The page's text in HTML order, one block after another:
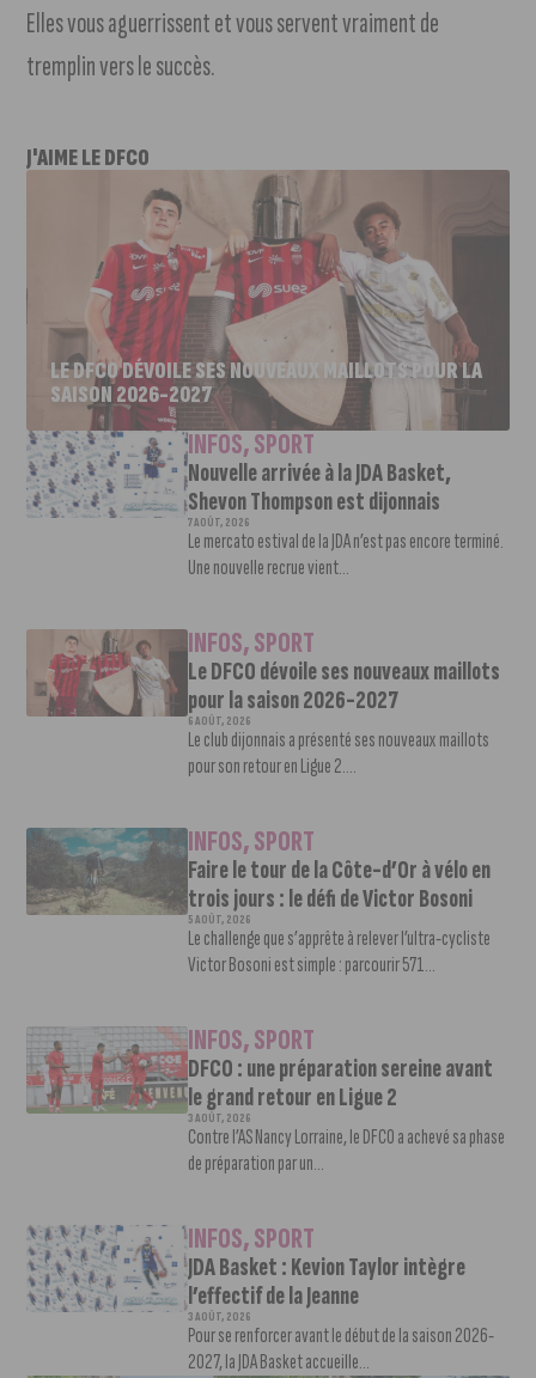
Elles vous aguerrissent et vous servent vraiment de
tremplin vers le succès.
J'AIME LE DFCO
LE DFCO DÉVOILE SES NOUVEAUX MAILLOTS POUR LA
SAISON 2026-2027
INFOS,SPORT
Nouvelle arrivée à la JDA Basket,
Shevon Thompson est dijonnais
7 AOÛT, 2026
Le mercato estival de la JDA n’est pas encore terminé.
Une nouvelle recrue vient...
INFOS,SPORT
Le DFCO dévoile ses nouveaux maillots
pour la saison 2026-2027
6 AOÛT, 2026
Le club dijonnais a présenté ses nouveaux maillots
pour son retour en Ligue 2....
INFOS,SPORT
Faire le tour de la Côte-d’Or à vélo en
trois jours : le défi de Victor Bosoni
5 AOÛT, 2026
Le challenge que s’apprête à relever l’ultra-cycliste
Victor Bosoni est simple : parcourir 571...
INFOS,SPORT
DFCO : une préparation sereine avant
le grand retour en Ligue 2
3 AOÛT, 2026
Contre l’AS Nancy Lorraine, le DFCO a achevé sa phase
de préparation par un...
INFOS,SPORT
JDA Basket : Kevion Taylor intègre
l’effectif de la Jeanne
3 AOÛT, 2026
Pour se renforcer avant le début de la saison 2026-
2027, la JDA Basket accueille...